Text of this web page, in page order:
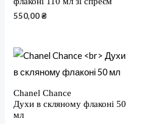
550,00₴
Chanel Chance
Духи в скляному флаконі 50
мл